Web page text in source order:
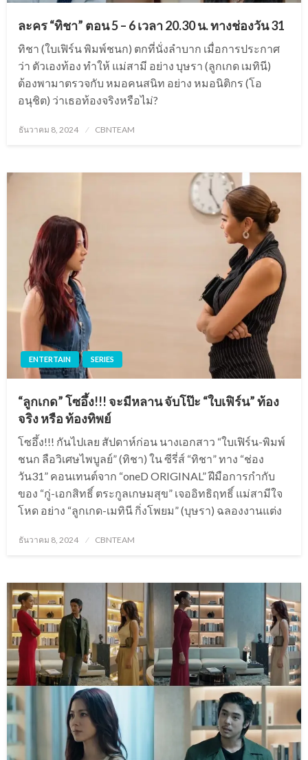
ละคร “ทิชา” ตอน 5 – 6 เวลา 20.30 น. ทางช่องวัน 31
ทิชา (ใบเฟิร์น พิมพ์ชนก) ตกที่นั่งลำบาก เมื่อการประกาศ
ว่า ตัวเองท้อง ทำให้ แม่สามี อย่าง บุษรา (ลูกเกด เมทินี)
ต้องพามาตรวจกับ หมอคนสนิท อย่าง หมอนิติกร (โอ
อนุชิต) ว่าเธอท้องจริงหรือไม่?
Posted
ธันวาคม 8, 2024 CBNTEAM
ENTERTAIN SERIES
“ลูกเกด” โซอึ้ง!!! จะมีหลาน จับโป๊ะ “ใบเฟิร์น” ท้อง
จริง หรือ ท้องทิพย์
โซอึ้ง!!! กันไปเลย สัปดาห์ก่อน นางเอกสาว “ใบเฟิร์น-พิมพ์
ชนก ลือวิเศษไพบูลย์” (ทิชา) ใน ซีรี่ส์ “ทิชา” ทาง “ช่อง
วัน31” คอนเทนต์จาก “oneD ORIGINAL” ฝีมือการกำกับ
ของ “กู่-เอกสิทธิ์ ตระกูลเกษมสุข” เจออิทธิฤทธิ์ แม่สามีใจ
โหด อย่าง “ลูกเกด-เมทินี กิ่งโพยม” (บุษรา) ฉลองงานแต่ง
Posted
ธันวาคม 8, 2024 CBNTEAM